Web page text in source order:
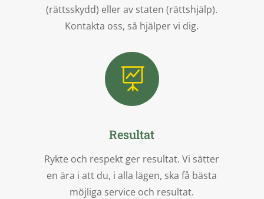
(rättsskydd) eller av staten (rättshjälp).
Kontakta oss, så hjälper vi dig.

Resultat
Rykte och respekt ger resultat. Vi sätter
en ära i att du, i alla lägen, ska få bästa
möjliga service och resultat.